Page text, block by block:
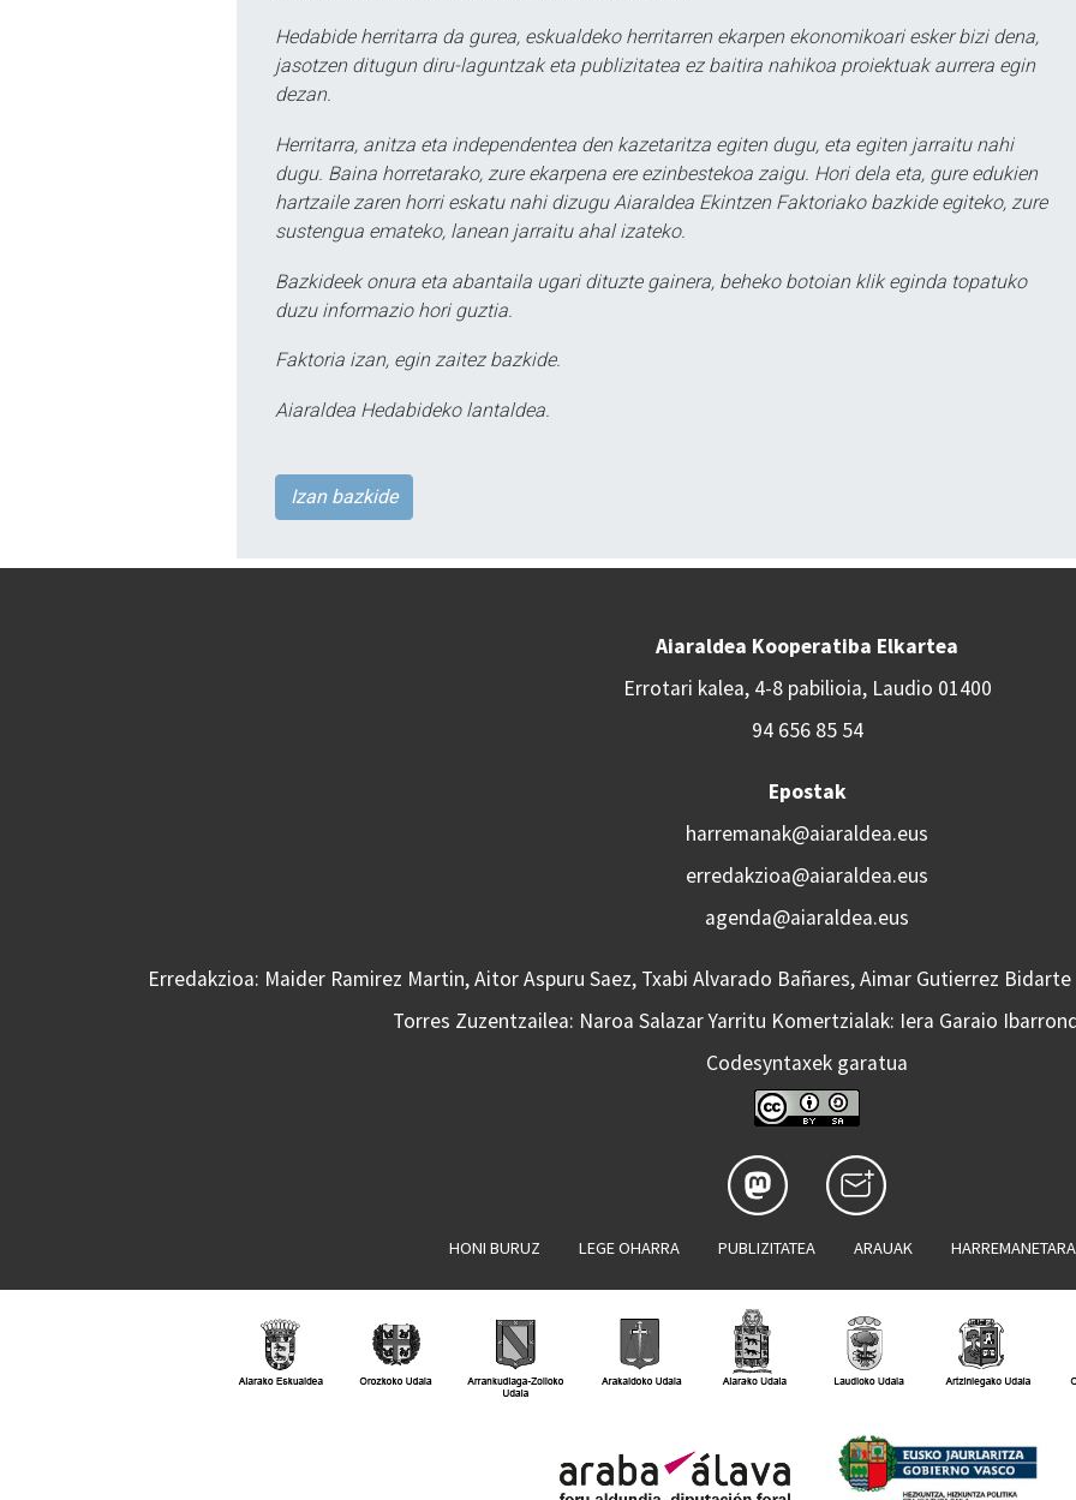
Hedabide herritarra da gurea, eskualdeko herritarren ekarpen ekonomikoari esker bizi dena,
jasotzen ditugun diru-laguntzak eta publizitatea ez baitira nahikoa proiektuak aurrera egin
dezan.
Herritarra, anitza eta independentea den kazetaritza egiten dugu, eta egiten jarraitu nahi
dugu. Baina horretarako, zure ekarpena ere ezinbestekoa zaigu. Hori dela eta, gure edukien
hartzaile zaren horri eskatu nahi dizugu Aiaraldea Ekintzen Faktoriako bazkide egiteko, zure
sustengua emateko, lanean jarraitu ahal izateko.
Bazkideek onura eta abantaila ugari dituzte gainera, beheko botoian klik eginda topatuko
duzu informazio hori guztia.
Faktoria izan, egin zaitez bazkide.
Aiaraldea Hedabideko lantaldea.
Izan bazkide
Aiaraldea Kooperatiba Elkartea
Errotari kalea, 4-8 pabilioia, Laudio 01400
94 656 85 54
Epostak
harremanak@aiaraldea.eus
erredakzioa@aiaraldea.eus
agenda@aiaraldea.eus
Erredakzioa: Maider Ramirez Martin, Aitor Aspuru Saez, Txabi Alvarado Bañares, Aimar Gutierrez
Torres Zuzentzailea: Naroa Salazar Yarritu Komertzialak: Iera Garaio
Codesyntaxek garatua
HONI BURUZ LEGE OHARRA PUBLIZITATEA ARAUAK